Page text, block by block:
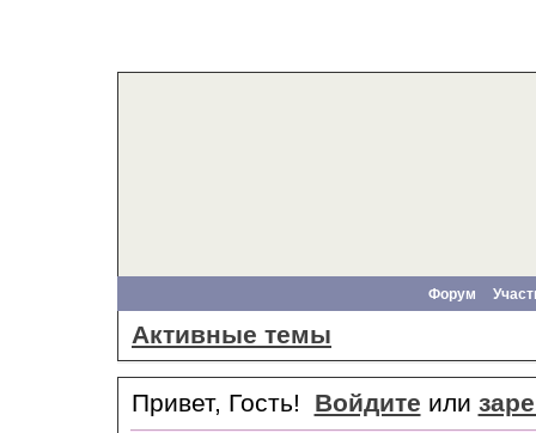
Форум
Активные темы
Привет, Гость! Войдите или